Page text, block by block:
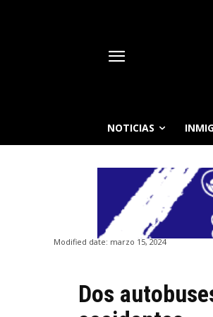
NOTICIAS
Modified date: marzo 15, 2024
Dos